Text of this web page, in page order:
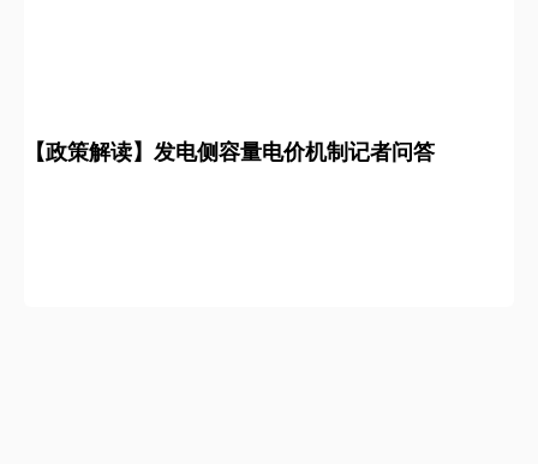
【政策解读】发电侧容量电价机制记者问答